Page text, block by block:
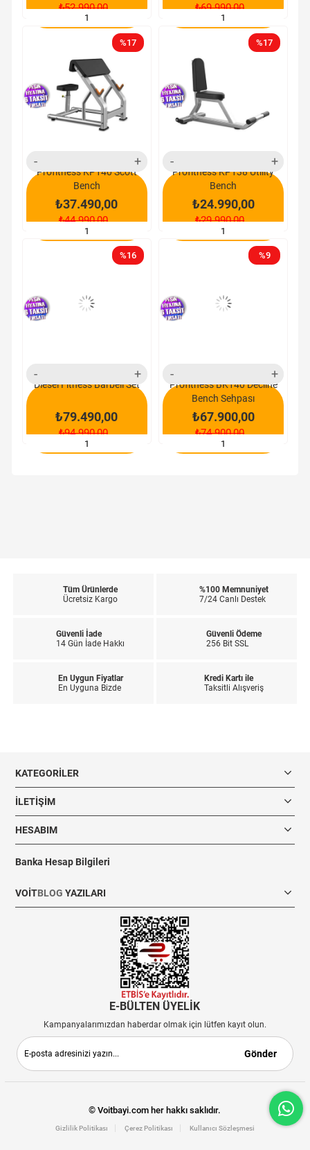
₺52.990,00
SEPETE EKLE
₺69.990,00
SEPETE EKLE
Profitness KP140 Scott
Bench
₺37.490,00
₺44.990,00
SEPETE EKLE
%17
yeni
ürün
Profitness KP138 Utility
Bench
₺24.990,00
₺29.990,00
SEPETE EKLE
%17
yeni
ürün
Diesel Fitness Barbell Set
₺79.490,00
₺94.990,00
SEPETE EKLE
%16
yeni
ürün
Profitness BK140 Decline
Bench Sehpası
₺67.900,00
₺74.900,00
SEPETE EKLE
%9
yeni
ürün
Tüm Ürünlerde
Ücretsiz Kargo
%100 Memnuniyet
7/24 Canlı Destek
Güvenli İade
14 Gün İade Hakkı
Güvenli Ödeme
256 Bit SSL
En Uygun Fiyatlar
En Uyguna Bizde
Kredi Kartı ile
Taksitli Alışveriş
KATEGORILER
İLETIŞIM
HESABIM
Banka Hesap Bilgileri
VOITBLOG YAZILARI
E-BÜLTEN ÜYELİK
Kampanyalarımızdan haberdar olmak için lütfen kayıt olun.
Gönder
© Voitbayi.com her hakkı saklıdır.
Gizlilik Politikası Çerez Politikası Kullanıcı Sözleşmesi